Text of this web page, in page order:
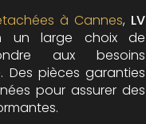
à Cannes, LV
un large choix de
aux besoins
Des pièces garanties
pour assurer des